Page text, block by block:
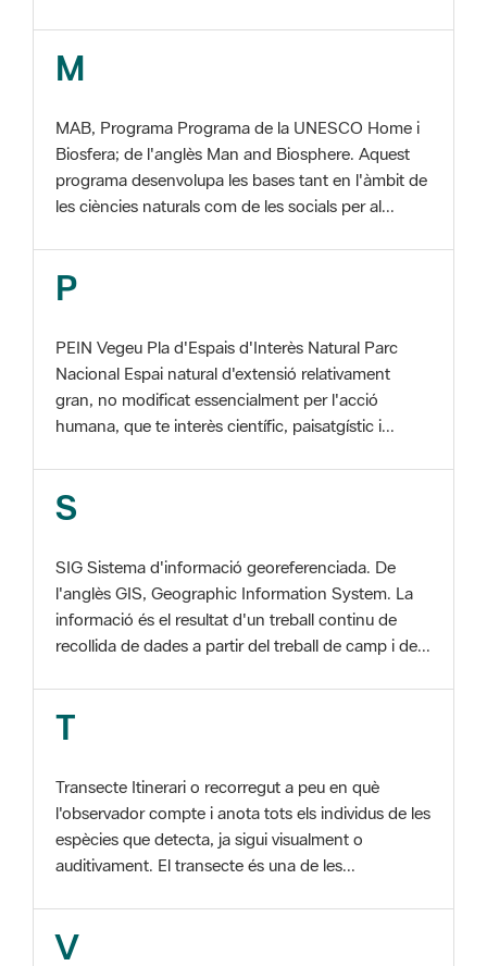
Biosfera; de l'anglès Man and Biosphere. Aquest
les ciències naturals com de les socials per al...
P
Nacional Espai natural d'extensió relativament
humana, que te interès científic, paisatgístic i...
S
l'anglès GIS, Geographic Information System. La
recollida de dades a partir del treball de camp i de...
T
auditivament. El transecte és una de les...
V
l'Àrea d'Espais Naturals de la Diputació de